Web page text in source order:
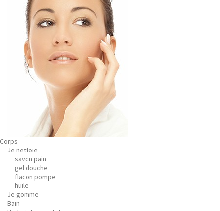
Corps
Je nettoie
savon pain
gel douche
flacon pompe
huile
Je gomme
Bain